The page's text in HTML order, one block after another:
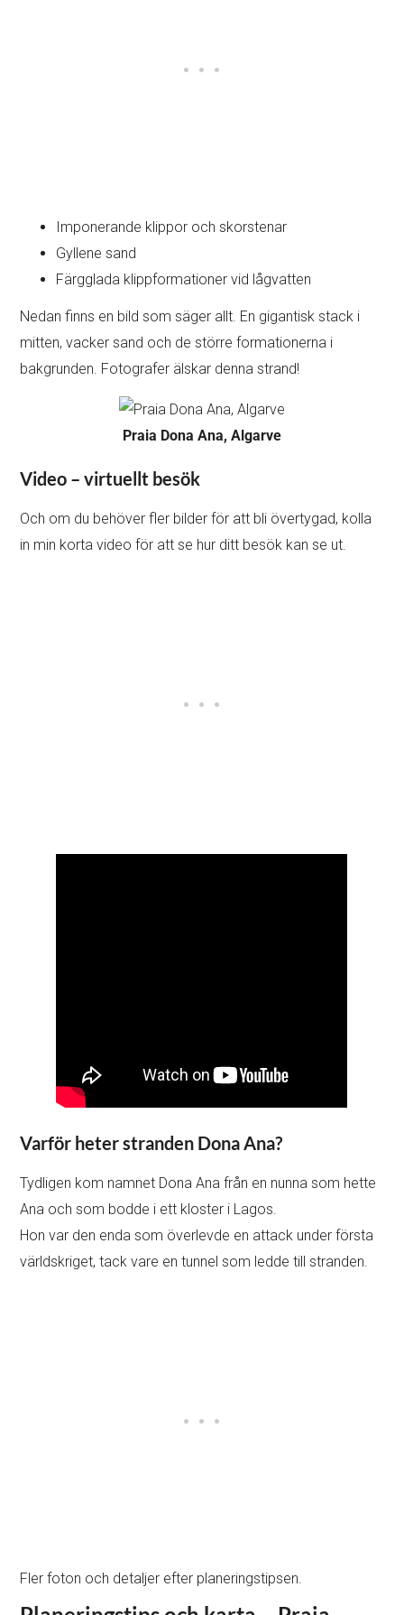
Imponerande klippor och skorstenar
Gyllene sand
Färgglada klippformationer vid lågvatten
Nedan finns en bild som säger allt. En gigantisk stack i
mitten, vacker sand och de större formationerna i
bakgrunden. Fotografer älskar denna strand!
Praia Dona Ana, Algarve
Video – virtuellt besök
Och om du behöver fler bilder för att bli övertygad, kolla
in min korta video för att se hur ditt besök kan se ut.
Varför heter stranden Dona Ana?
Tydligen kom namnet Dona Ana från en nunna som hette
Ana och som bodde i ett kloster i Lagos.
Hon var den enda som överlevde en attack under första
världskriget, tack vare en tunnel som ledde till stranden.
Fler foton och detaljer efter planeringstipsen.